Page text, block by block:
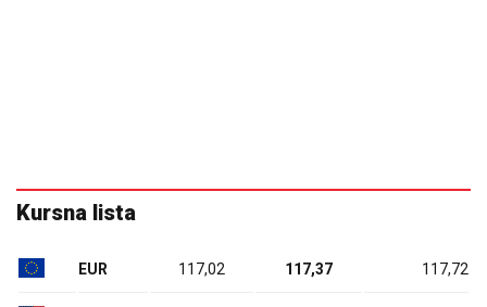
Kursna lista
EUR 117,02 117,37 117,72